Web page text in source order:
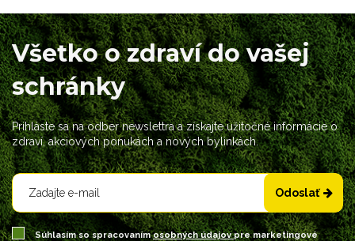
Všetko o zdraví do vašej
schránky
Prihláste sa na odber newslettra a získajte užitočné informácie o
zdraví, akciových ponukách a nových bylinkách.
Odoslať
Súhlasím so spracovanímosobných údajovpre marketingové